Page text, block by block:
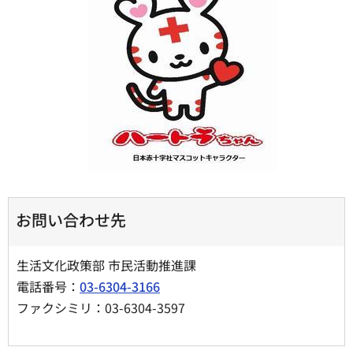
お問い合わせ先
生活文化政策部 市民活動推進課
電話番号： 03-6304-3166
ファクシミリ：03-6304-3597